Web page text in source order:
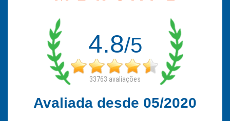
4.8/5
33763 avaliações
Avaliada desde 05/2020